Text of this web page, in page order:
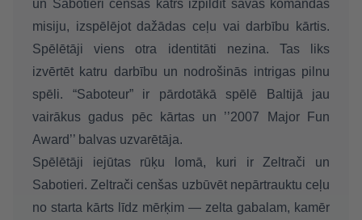
un Sabotieri cenšas katrs izpildīt savas komandas
misiju, izspēlējot dažādas ceļ u vai darbību kārtis.
Spēlētāji viens otra identitāti nezina. Tas liks
izvērtēt katru darbību un nodrošinās intrigas pilnu
spēli. “Saboteur” ir pārdotākā spēlē
Baltijā jau
vairākus gadus pēc kārtasun ’’2007 Major Fun
Award’’ balvas uzvarētāja.
Spēlētāji iejūtas rūķu lomā, kuri ir Zeltrači un
Sabotieri. Zeltrači cenšas uzbūvēt nepārtrauktu ceļu
no starta kārts līdz mērķim — zelta gabalam, kamēr